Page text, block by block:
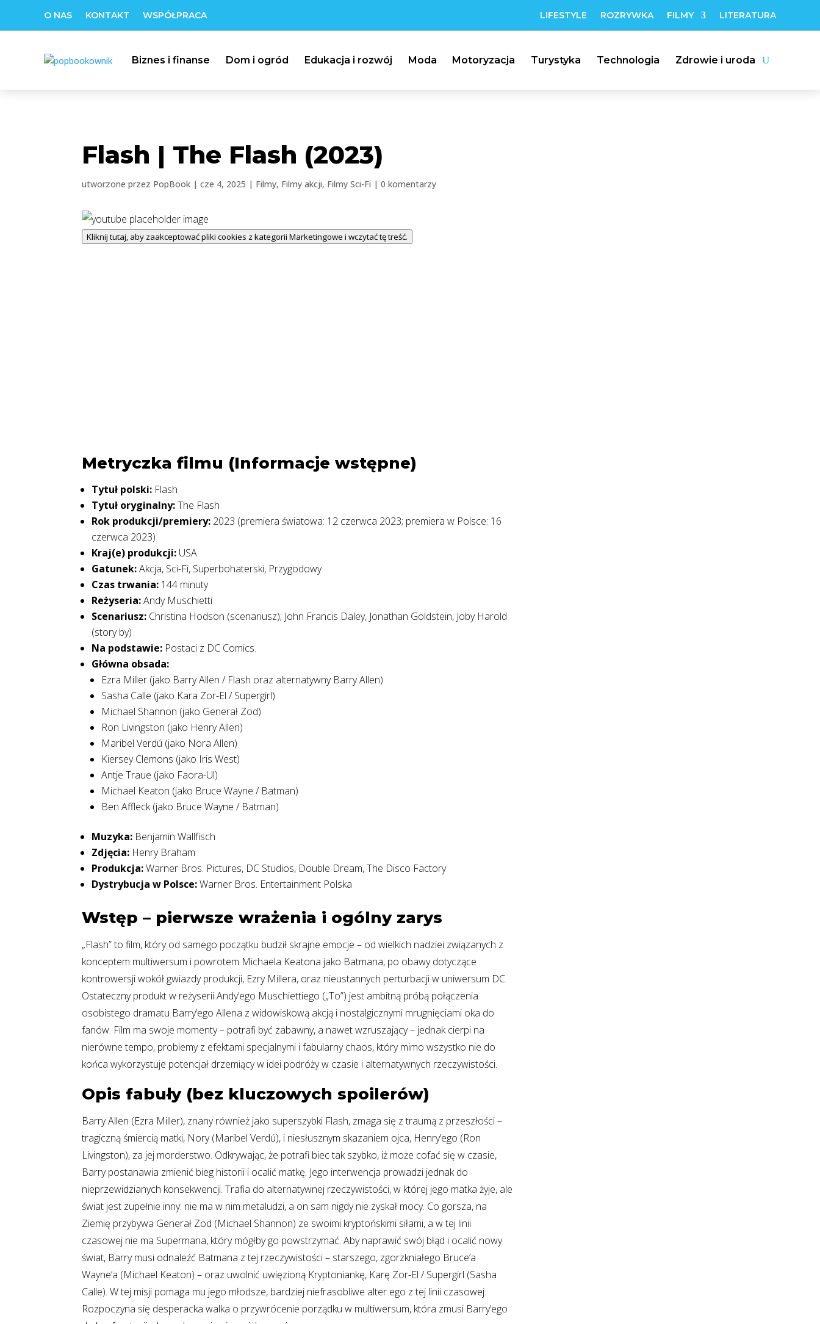
O NAS KONTAKT WSPÓŁPRACA LIFESTYLE ROZRYWKA FILMY LITERATURA
Biznes i finanse Dom i ogród Edukacja i rozwój Moda Motoryzacja Turystyka Technologia Zdrowie i uroda
Flash | The Flash (2023)
utworzone przez PopBook |cze 4, 2025 | Filmy, Filmy akcji, Filmy Sci-Fi |0 komentarzy
Kliknij tutaj, aby zaakceptować pliki cookies z kategorii Marketingowe i wczytać tę treść.
Metryczka filmu (Informacje wstępne)
Tytuł polski: Flash
Tytuł oryginalny:The Flash
Rok produkcji/premiery: 2023 (premiera światowa: 12 czerwca 2023; premiera w Polsce: 16
czerwca 2023)
Kraj(e) produkcji: USA
Gatunek:Akcja, Sci-Fi, Superbohaterski, Przygodowy
Czas trwania: 144 minuty
Reżyseria:Andy Muschietti
Scenariusz: Christina Hodson (scenariusz); John Francis Daley, Jonathan Goldstein, Joby Harold
(story by)
Na podstawie: Postaci z DC Comics.
Główna obsada:
Ezra Miller (jako Barry Allen / Flash oraz alternatywny Barry Allen)
Sasha Calle (jako Kara Zor-El / Supergirl)
Michael Shannon (jako Generał Zod)
Ron Livingston (jako Henry Allen)
Maribel Verdú (jako Nora Allen)
Kiersey Clemons (jako Iris West)
Antje Traue (jako Faora-Ul)
Michael Keaton (jako Bruce Wayne / Batman)
Ben Affleck (jako Bruce Wayne / Batman)
Muzyka: Benjamin Wallfisch
Zdjęcia: Henry Braham
Produkcja:Warner Bros. Pictures, DC Studios, Double Dream, The Disco Factory
Dystrybucja w Polsce:Warner Bros. Entertainment Polska
Wstęp – pierwsze wrażenia i ogólny zarys
„Flash” to film, który od samego początku budził skrajne emocje – od wielkich nadziei związanych z
konceptem multiwersum i powrotem Michaela Keatona jako Batmana, po obawy dotyczące
kontrowersji wokół gwiazdy produkcji, Ezry Millera, oraz nieustannych perturbacji w uniwersum DC.
Ostateczny produkt w reżyserii Andy’ego Muschiettiego („To”) jest ambitną próbą połączenia
osobistego dramatu Barry’ego Allena z widowiskową akcją i nostalgicznymi mrugnięciami oka do
fanów. Film ma swoje momenty – potrafi być zabawny, a nawet wzruszający – jednak cierpi na
nierówne tempo, problemy z efektami specjalnymi i fabularny chaos, który mimo wszystko nie do
końca wykorzystuje potencjał drzemiący w idei podróży w czasie i alternatywnych rzeczywistości.
Opis fabuły (bez kluczowych spoilerów)
Barry Allen (Ezra Miller), znany również jako superszybki Flash, zmaga się z traumą z przeszłości –
tragiczną śmiercią matki, Nory (Maribel Verdú), i niesłusznym skazaniem ojca, Henry’ego (Ron
Livingston), za jej morderstwo. Odkrywając, że potrafi biec tak szybko, iż może cofać się w czasie,
Barry postanawia zmienić bieg historii i ocalić matkę. Jego interwencja prowadzi jednak do
nieprzewidzianych konsekwencji. Trafia do alternatywnej rzeczywistości, w której jego matka żyje, ale
świat jest zupełnie inny: nie ma w nim metaludzi, a on sam nigdy nie zyskał mocy. Co gorsza, na
Ziemię przybywa Generał Zod (Michael Shannon) ze swoimi kryptońskimi siłami, a w tej linii
czasowej nie ma Supermana, który mógłby go powstrzymać. Aby naprawić swój błąd i ocalić nowy
świat, Barry musi odnaleźć Batmana z tej rzeczywistości – starszego, zgorzkniałego Bruce’a
Wayne’a (Michael Keaton) – oraz uwolnić uwięzioną Kryptoniankę, Karę Zor-El / Supergirl (Sasha
Calle). W tej misji pomaga mu jego młodsze, bardziej niefrasobliwe alter ego z tej linii czasowej.
Rozpoczyna się desperacka walka o przywrócenie porządku w multiwersum, która zmusi Barry’ego